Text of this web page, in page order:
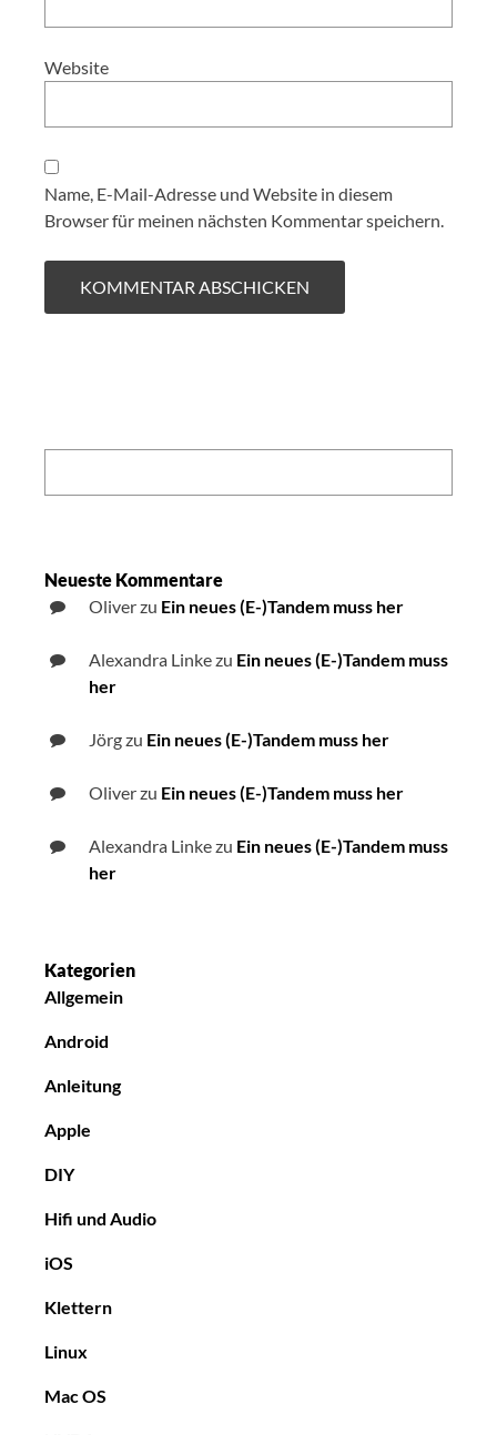
Website
Name, E-Mail-Adresse und Website in diesem
Browser für meinen nächsten Kommentar speichern.
Neueste Kommentare
Oliverzu Ein neues (E-)Tandem muss her
Alexandra Linkezu Ein neues (E-)Tandem muss
her
Jörgzu Ein neues (E-)Tandem muss her
Oliverzu Ein neues (E-)Tandem muss her
Alexandra Linkezu Ein neues (E-)Tandem muss
her
Kategorien
Allgemein
Android
Anleitung
Apple
DIY
Hifi und Audio
iOS
Klettern
Linux
Mac OS